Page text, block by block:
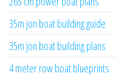
35m jon boat building guide
35m jon boat building plans
4 meter row boat blueprints